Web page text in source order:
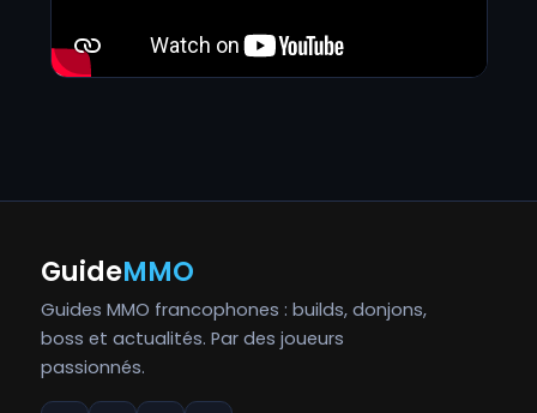
GuideMMO
Guides MMO francophones : builds, donjons,
boss et actualités. Par des joueurs
passionnés.